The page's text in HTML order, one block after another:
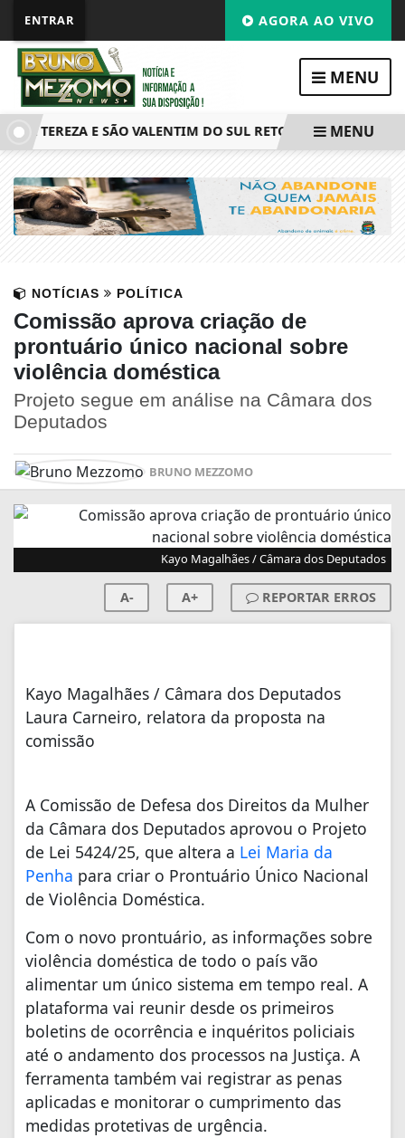
ENTRAR AGORA AO VIVO
MENU
TEREZA E SÃO VALENTIM DO SUL RETOMA OPERAÇÕES
MENU
NOTÍCIAS POLÍTICA
Comissão aprova criação de
prontuário único nacional sobre
violência doméstica
Projeto segue em análise na Câmara dos
Deputados
BRUNO MEZZOMO
Kayo Magalhães / Câmara dos Deputados
A- A+ REPORTAR ERROS
Kayo Magalhães / Câmara dos Deputados
Laura Carneiro, relatora da proposta na
comissão
A Comissão de Defesa dos Direitos da Mulher
da Câmara dos Deputados aprovou o Projeto
de Lei 5424/25, que altera a Lei Maria da
Penha para criar o Prontuário Único Nacional
de Violência Doméstica.
Com o novo prontuário, as informações sobre
violência doméstica de todo o país vão
alimentar um único sistema em tempo real. A
plataforma vai reunir desde os primeiros
boletins de ocorrência e inquéritos policiais
até o andamento dos processos na Justiça. A
ferramenta também vai registrar as penas
aplicadas e monitorar o cumprimento das
medidas protetivas de urgência.